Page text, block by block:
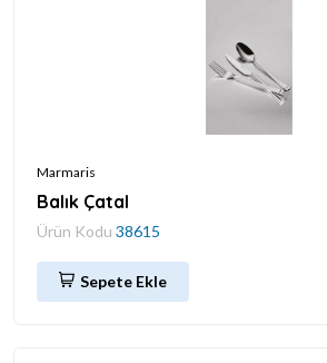
Marmaris
Balık Çatal
Ürün Kodu 38615
Sepete Ekle